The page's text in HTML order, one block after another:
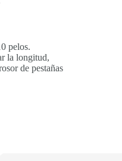
pelos.
la longitud,
de pestañas